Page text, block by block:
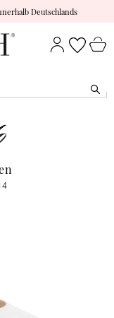
Deutschlands